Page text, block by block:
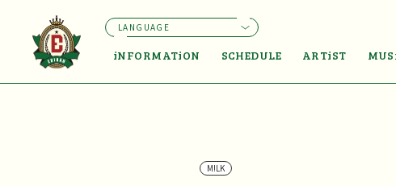
iNFORMATiON SCHEDULE ARTiST
LANGUAGE
M!LK